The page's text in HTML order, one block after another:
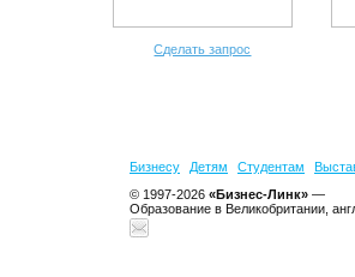
Сделать запрос
Бизнесу Детям Студентам
© 1997-2026 «Бизнес-Линк» —
Образование в Великобритании,